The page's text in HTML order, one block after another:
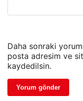
Daha sonraki
posta adresim ve
kaydedilsin.